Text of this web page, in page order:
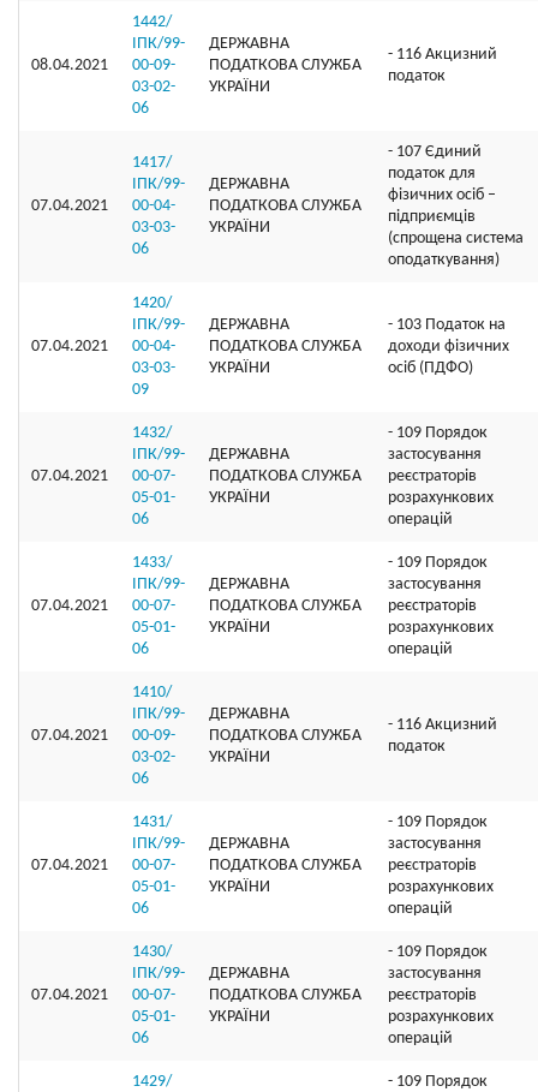
08.04.2021
1442/
ІПК/99-
00-09-
03-02-
06
ДЕРЖАВНА
ПОДАТКОВА СЛУЖБА
УКРАЇНИ
- 116 Акцизний
податок
07.04.2021
1417/
ІПК/99-
00-04-
03-03-
06
ДЕРЖАВНА
ПОДАТКОВА СЛУЖБА
УКРАЇНИ
- 107 Єдиний
податок для
фізичних осіб –
підприємців
(спрощена система
оподаткування)
07.04.2021
1420/
ІПК/99-
00-04-
03-03-
09
ДЕРЖАВНА
ПОДАТКОВА СЛУЖБА
УКРАЇНИ
- 103 Податок на
доходи фізичних
осіб (ПДФО)
07.04.2021
1432/
ІПК/99-
00-07-
05-01-
06
ДЕРЖАВНА
ПОДАТКОВА СЛУЖБА
УКРАЇНИ
- 109 Порядок
застосування
реєстраторів
розрахункових
операцій
07.04.2021
1433/
ІПК/99-
00-07-
05-01-
06
ДЕРЖАВНА
ПОДАТКОВА СЛУЖБА
УКРАЇНИ
- 109 Порядок
застосування
реєстраторів
розрахункових
операцій
07.04.2021
1410/
ІПК/99-
00-09-
03-02-
06
ДЕРЖАВНА
ПОДАТКОВА СЛУЖБА
УКРАЇНИ
- 116 Акцизний
податок
07.04.2021
1431/
ІПК/99-
00-07-
05-01-
06
ДЕРЖАВНА
ПОДАТКОВА СЛУЖБА
УКРАЇНИ
- 109 Порядок
застосування
реєстраторів
розрахункових
операцій
07.04.2021
1430/
ІПК/99-
00-07-
05-01-
06
ДЕРЖАВНА
ПОДАТКОВА СЛУЖБА
УКРАЇНИ
- 109 Порядок
застосування
реєстраторів
розрахункових
операцій
1429/
- 109 Порядок